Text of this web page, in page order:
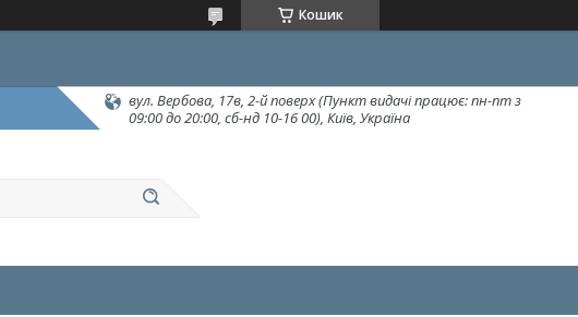
Кошик
вул. Вербова, 17в, 2-й поверх (Пункт видачі працює: пн-пт з
09:00 до 20:00, сб-нд 10-16 00), Київ, Україна